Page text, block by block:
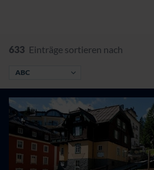
633 Einträge sortieren nach
ABC